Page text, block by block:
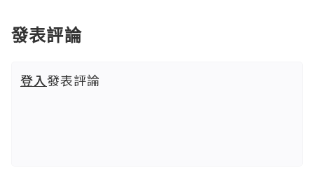
發表評論
登入發表評論